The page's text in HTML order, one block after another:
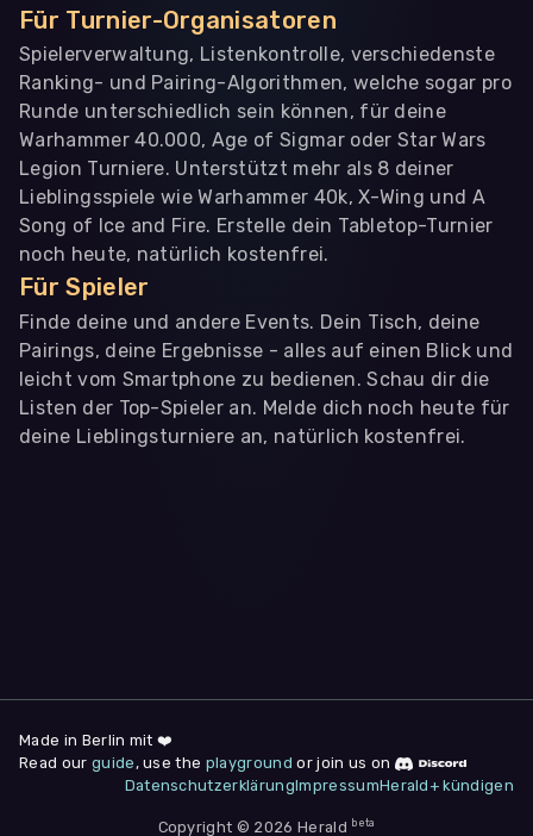
Für Turnier-Organisatoren
Spielerverwaltung, Listenkontrolle, verschiedenste
Ranking- und Pairing-Algorithmen, welche sogar pro
Runde unterschiedlich sein können, für deine
Warhammer 40.000, Age of Sigmar oder Star Wars
Legion Turniere. Unterstützt mehr als 8 deiner
Lieblingsspiele wie Warhammer 40k, X-Wing und A
Song of Ice and Fire. Erstelle dein Tabletop-Turnier
noch heute, natürlich kostenfrei.
Für Spieler
Finde deine und andere Events. Dein Tisch, deine
Pairings, deine Ergebnisse - alles auf einen Blick und
leicht vom Smartphone zu bedienen. Schau dir die
Listen der Top-Spieler an. Melde dich noch heute für
deine Lieblingsturniere an, natürlich kostenfrei.
deine Zustimmung jederzeit unter "
am Seitenende widerrufen.
Nur notwendige
Made in Berlin mit ❤️
Read our guide , use the playground or join us on
DatenschutzerklärungImpressumHerald+ kündigen
Copyright © 2026 Herald beta